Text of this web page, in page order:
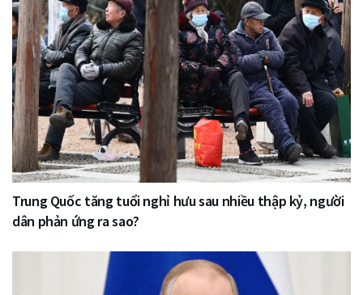
Trung Quốc tăng tuổi nghỉ hưu sau nhiều thập kỷ, người
dân phản ứng ra sao?